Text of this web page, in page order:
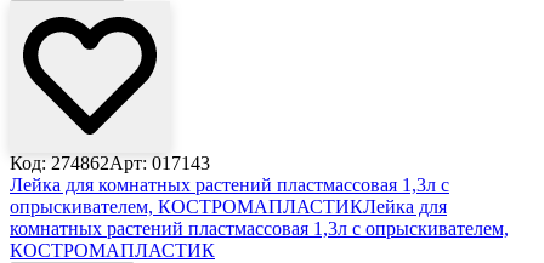
Код: 274862Арт: 017143
Лейка для комнатных растений пластмассовая 1,3л с
опрыскивателем, КОСТРОМАПЛАСТИКЛейка для
комнатных растений пластмассовая 1,3л с опрыскивателем,
КОСТРОМАПЛАСТИК